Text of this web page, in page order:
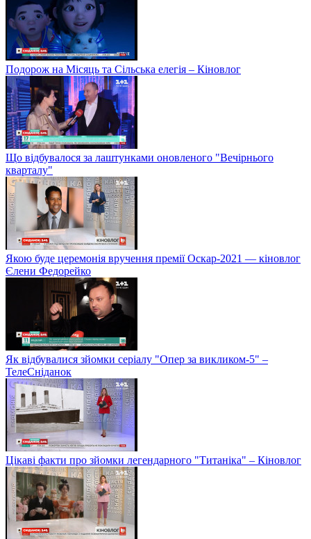
Подорож на Місяць та Сільська елегія – Кіновлог
Що відбувалося за лаштунками оновленого "Вечірнього
кварталу"
Якою буде церемонія вручення премії Оскар-2021 — кіновлог
Єлени Федорейко
Як відбувалися зйомки серіалу "Опер за викликом-5" –
ТелеСніданок
Цікаві факти про зйомки легендарного "Титаніка" – Кіновлог